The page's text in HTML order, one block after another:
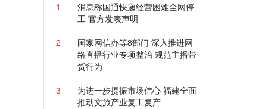
1
消息称国通快递经营困难全网停
工 官方发表声明
2
国家网信办等8部门 深入推进网
络直播行业专项整治 规范主播带
货行为
3
为进一步提振市场信心 福建全面
推动文旅产业复工复产